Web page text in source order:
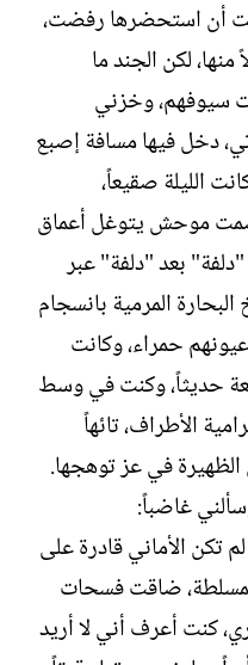
أن استحضرها رفضت،
لكن الجند ما
سيوفهم، وخزني
دخل فيها مسافة إصبع
الليلة صقيعاً،
موحش يتوغل أعماق
بعد "دلفة" عبر
المرمية بانسجام
حمراء، وكانت
حديثاً، وكنت في وسط
الأطراف، تائهاً
في عز توهجها.
غاضباً:‏
تكن الأماني قادرة على
ضاقت فسحات
كنت أعرف أني لا أريد